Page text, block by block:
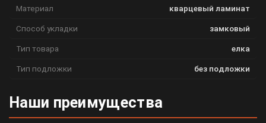
Материал кварцевый ламинат
Способ укладки замковый
Тип товара елка
Тип подложки без подложки
Наши преимущества